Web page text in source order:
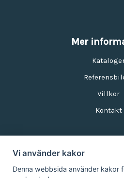
Mer
Villkor
Kontakt
Vi använder kakor
Denna webbsida använder kakor